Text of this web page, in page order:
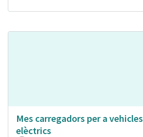
Mes carregadors per a vehicles
elèctrics